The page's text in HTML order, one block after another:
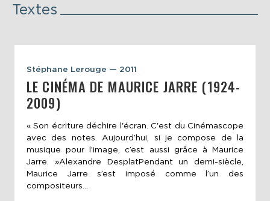
Textes
Stéphane Lerouge — 2011
LE CINÉMA DE MAURICE JARRE (1924-
2009)
« Son écriture déchire l'écran. C'est du Cinémascope
avec des notes. Aujourd’hui, si je compose de la
musique pour l’image, c’est aussi grâce à Maurice
Jarre. »Alexandre DesplatPendant un demi-siècle,
Maurice Jarre s’est imposé comme l’un des
compositeurs...